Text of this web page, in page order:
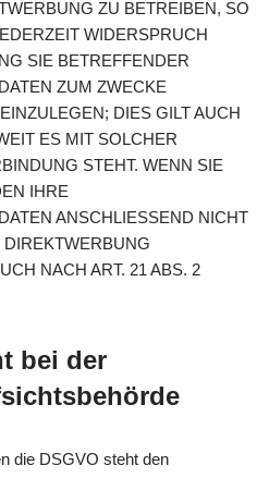
ZU BETREIBEN, SO
WIDERSPRUCH
SIE BETREFFENDER
ZUM ZWECKE
DIES GILT AUCH
ES MIT SOLCHER
STEHT. WENN SIE
IHRE
ANSCHLIESSEND NICHT
NACH ART. 21 ABS. 2
bei der
die DSGVO steht den